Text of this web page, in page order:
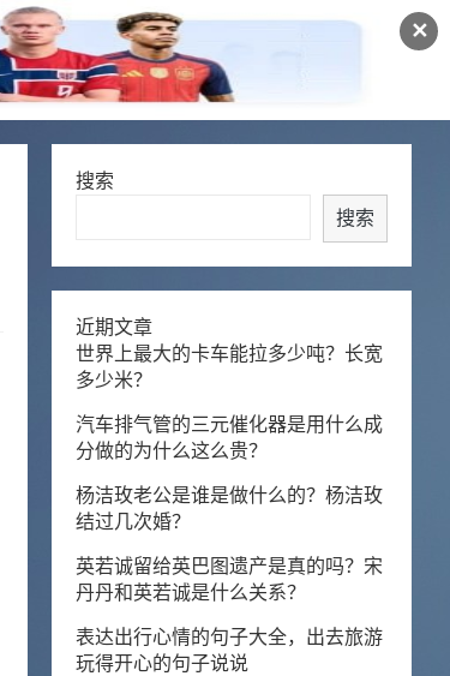
✕
搜索
搜索
近期文章
世界上最大的卡车能拉多少吨？长宽
多少米？
汽车排气管的三元催化器是用什么成
分做的为什么这么贵？
杨洁玫老公是谁是做什么的？杨洁玫
结过几次婚？
英若诚留给英巴图遗产是真的吗？宋
丹丹和英若诚是什么关系？
表达出行心情的句子大全，出去旅游
玩得开心的句子说说